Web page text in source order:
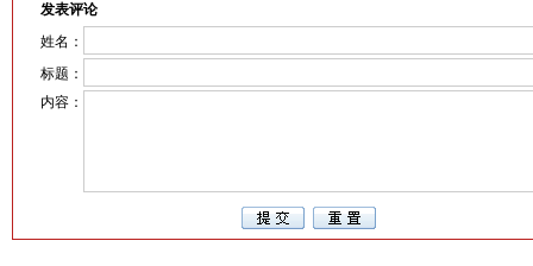
发表评论
姓名：
标题：
内容：